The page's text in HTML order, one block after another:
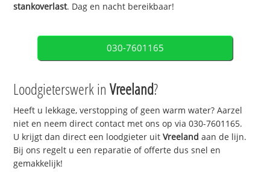
stankoverlast. Dag en nacht bereikbaar!
030-7601165
Loodgieterswerk inVreeland?
Heeft u lekkage, verstopping of geen warm water? Aarzel
niet en neem direct contact met ons op via 030-7601165.
U krijgt dan direct een loodgieter uitVreeland aan de lijn.
Bij ons regelt u een reparatie of offerte dus snel en
gemakkelijk!